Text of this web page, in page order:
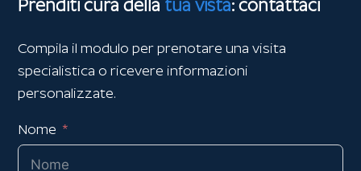
Prenditi cura della tua vista: contattaci
Compila il modulo per prenotare una visita
specialistica o ricevere informazioni
personalizzate.
Nome